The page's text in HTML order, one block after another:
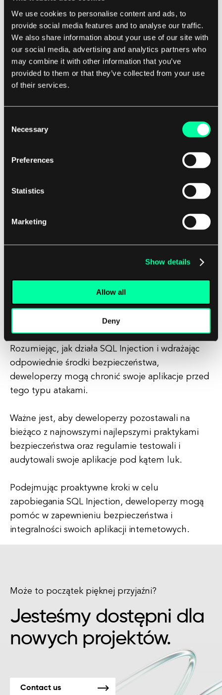
We use cookies to personalise content and ads, to
provide social media features and to analyse our traffic.
We also share information about your use of our site with
our social media, advertising and analytics partners who
may combine it with other information that you’ve
provided to them or that they’ve collected from your use
of their services.
Selection
Necessary
Preferences
Statistics
Marketing
Show details
Allow all
Deny
Jak zapobiegać SQL Injection
Zapobieganie atakom SQL Injection polega na
wdrażaniu odpowiednich technik walidacji i
oczyszczania danych wejściowych w aplikacjach
internetowych.
parametryzowanych, bibliotek walidacji danych
użytkownika, aby zapobiec wykonaniu złośliwego
Ważne jest również regularne aktualizowanie i
łatanie aplikacji internetowych w celu usunięcia
wszelkich znanych luk, które mogłyby zostać
SQL Injection jest poważnym zagrożeniem dla
bezpieczeństwa aplikacji internetowych i baz
Rozumiejąc, jak działa SQL Injection i wdrażając
odpowiednie środki bezpieczeństwa,
deweloperzy mogą chronić swoje aplikacje przed
tego typu atakami.
Ważne jest, aby deweloperzy pozostawali na
bieżąco z najnowszymi najlepszymi praktykami
bezpieczeństwa oraz regularnie testowali i
audytowali swoje aplikacje pod kątem luk.
Podejmując proaktywne kroki w celu
zapobiegania SQL Injection, deweloperzy mogą
pomóc w zapewnieniu bezpieczeństwa i
integralności swoich aplikacji internetowych.
Może to początek pięknej przyjaźni?
Jesteśmy dostępni dla
nowych projektów.
Contact us